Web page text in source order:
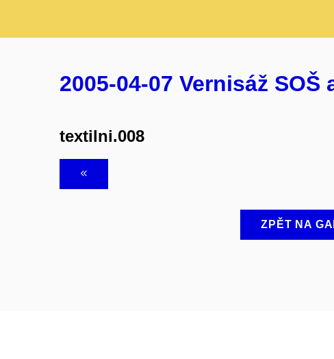
2005-04-07 Vernisáž SOŠ
textilni.008
ZPĚT NA